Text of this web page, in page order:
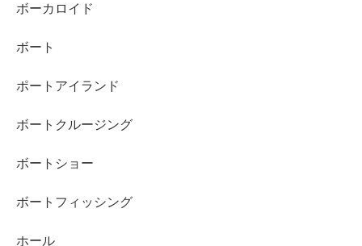
ボーカロイド
ボート
ポートアイランド
ボートクルージング
ボートショー
ボートフィッシング
ホール